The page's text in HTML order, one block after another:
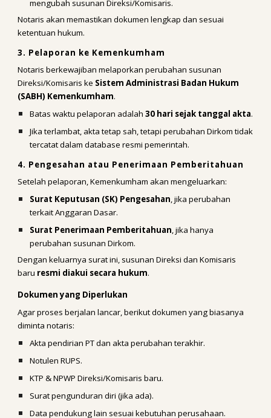
mengubah susunan Direksi/Komisaris.
Notaris akan memastikan dokumen lengkap dan sesuai
ketentuan hukum.
3. Pelaporan ke Kemenkumham
Notaris berkewajiban melaporkan perubahan susunan
Direksi/Komisaris ke Sistem Administrasi Badan Hukum
(SABH) Kemenkumham.
Batas waktu pelaporan adalah30 hari sejak tanggal akta.
Jika terlambat, akta tetap sah, tetapi perubahan Dirkom tidak
tercatat dalam database resmi pemerintah.
4. Pengesahan atau Penerimaan Pemberitahuan
Setelah pelaporan, Kemenkumham akan mengeluarkan:
Surat Keputusan (SK) Pengesahan, jika perubahan
terkait Anggaran Dasar.
Surat Penerimaan Pemberitahuan, jika hanya
perubahan susunan Dirkom.
Dengan keluarnya surat ini, susunan Direksi dan Komisaris
baru resmi diakui secara hukum.
Dokumen yang Diperlukan
Agar proses berjalan lancar, berikut dokumen yang biasanya
diminta notaris:
Akta pendirian PT dan akta perubahan terakhir.
Notulen RUPS.
KTP & NPWP Direksi/Komisaris baru.
Surat pengunduran diri (jika ada).
Data pendukung lain sesuai kebutuhan perusahaan.